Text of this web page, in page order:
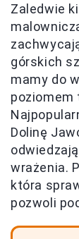
Zaledwie
górskich
mamy do
poziomem
Dolinę
wrażenia.
która
pozwoli